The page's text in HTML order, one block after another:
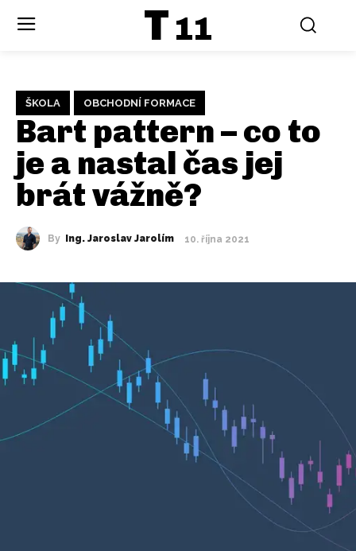
T 11
ŠKOLA OBCHODNÍ FORMACE
Bart pattern – co to
je a nastal čas jej
brát vážně?
By Ing. Jaroslav Jarolím 10. října 2021